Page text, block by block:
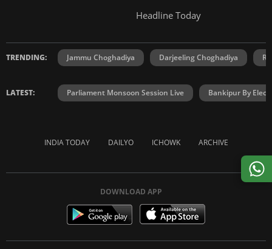
Headline Today
TRENDING: Jammu Choghadiya Darjeeling Choghadiya
LATEST: Parliament Monsoon Session Live Bankipur By
INDIA TODAY DAILYO ICHOWK ARCHIVE
DOWNLOAD APP